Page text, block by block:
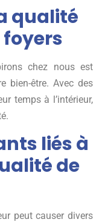
qualité
foyers
chez nous est
bien-être. Avec des
temps à l’intérieur,
liés à
de
peut causer divers